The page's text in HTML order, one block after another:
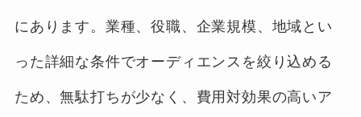
にあります。業種、役職、企業規模、地域とい
った詳細な条件でオーディエンスを絞り込める
ため、無駄打ちが少なく、費用対効果の高いア